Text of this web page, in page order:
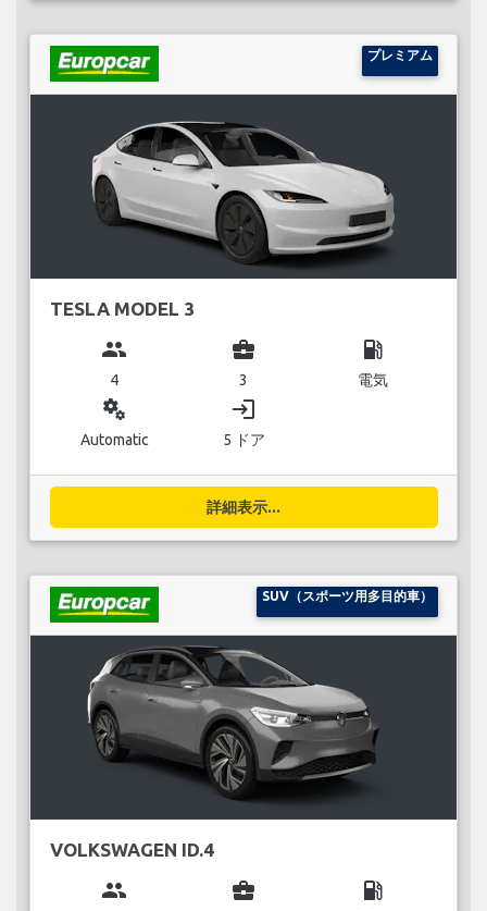
プレミアム
TESLA MODEL 3
group
4
business_center
3
local_gas_station
電気
miscellaneous_services
Automatic
login
5 ドア
詳細表示...
SUV（スポーツ用多目的車）
VOLKSWAGEN ID.4
group business_center local_gas_station